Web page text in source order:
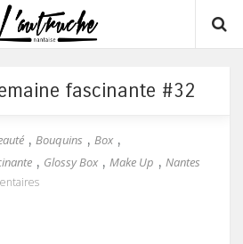
fascinante #32
, Bouquins , Box ,
, Glossy Box , Make Up , Nantes